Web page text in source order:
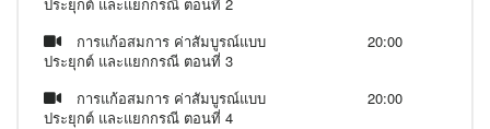
การแก้อสมการ ค่าสัมบูรณ์แบบ
ประยุกต์ และแยกกรณี ตอนที่ 3
20:00
การแก้อสมการ ค่าสัมบูรณ์แบบ
ประยุกต์ และแยกกรณี ตอนที่ 4
20:00